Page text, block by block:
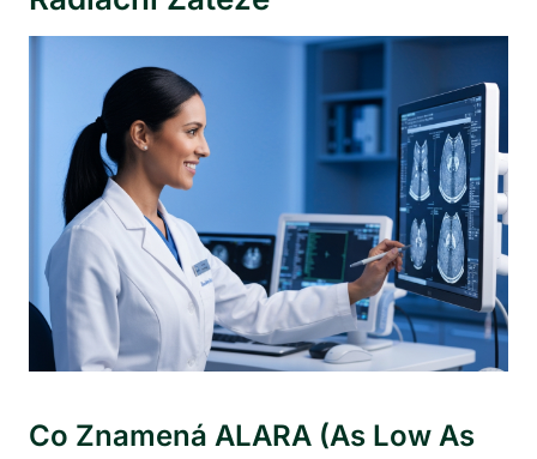
Co Znamená ALARA (As Low As